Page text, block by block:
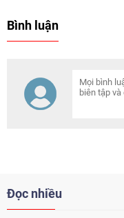
trình trao 700 suất học bổng
Bình luận
Đọc nhiều